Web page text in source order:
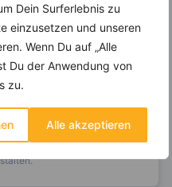
Dein Surferlebnis zu
einzusetzen und unseren
Wenn Du auf „Alle
Du der Anwendung von
zu.
Alle akzeptieren